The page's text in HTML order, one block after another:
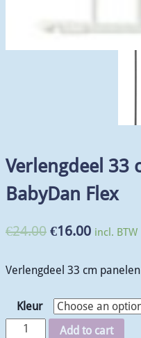
Verlengdeel 33
BabyDan Flex
€24.00 €16.00 incl. BTW
Verlengdeel 33 cm
Kleur
Add to cart